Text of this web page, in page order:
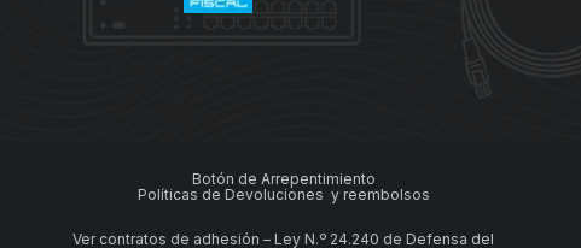
Botón de Arrepentimiento
Políticas de Devoluciones y reembolsos
Ver contratos de adhesión – Ley N.º 24.240 de Defensa del